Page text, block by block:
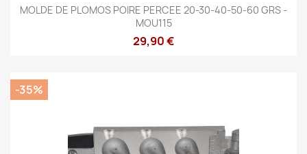
MOLDE DE PLOMOS POIRE PERCEE 20-30-40-50-60 GRS -
MOU115
29,90 €
-35%